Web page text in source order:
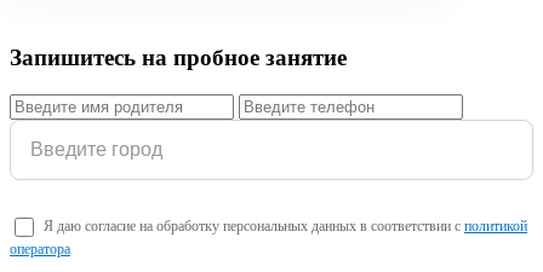
Запишитесь на пробное занятие
Я даю согласие на обработку персональных данных в соответствии с политикой
оператора